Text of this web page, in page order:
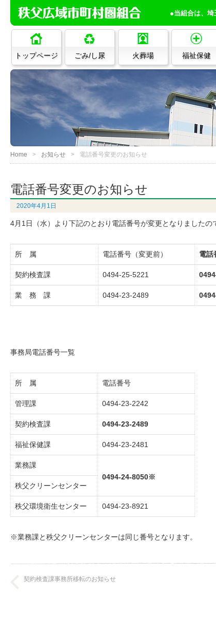
●当組合は、埼
トップページ ごみ/し尿 火葬場 福祉保健
Home お知らせ 電話番号変更のお知らせ
電話番号変更のお知らせ
2020年4月1日
4月1日（水）より下記のとおり電話番号が変更となりましたの
所 属 電話番号（変更前） 電話
契約検査課 0494-25-5221
業 務 課 0494-23-2489
事務局電話番号一覧
所 属 電話番号
管理課 0494-23-2242
契約検査課 0494-23-2489
福祉保健課 0494-23-2481
業務課
0494-24-8050※
秩父クリーンセンター
秩父環境衛生センター 0494-23-8921
※業務課と秩父クリーンセンターは同じ番号となります。
契約検査課事務所移転のお知らせ